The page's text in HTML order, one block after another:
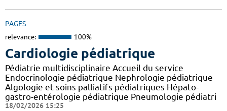
PAGES
relevance: 100%
Cardiologie pédiatrique
Pédiatrie multidisciplinaire Accueil du service
Endocrinologie pédiatrique Nephrologie pédiatrique
Algologie et soins palliatifs pédiatriques Hépato-
gastro-entérologie pédiatrique Pneumologie pédiatri
18/02/2026 15:25